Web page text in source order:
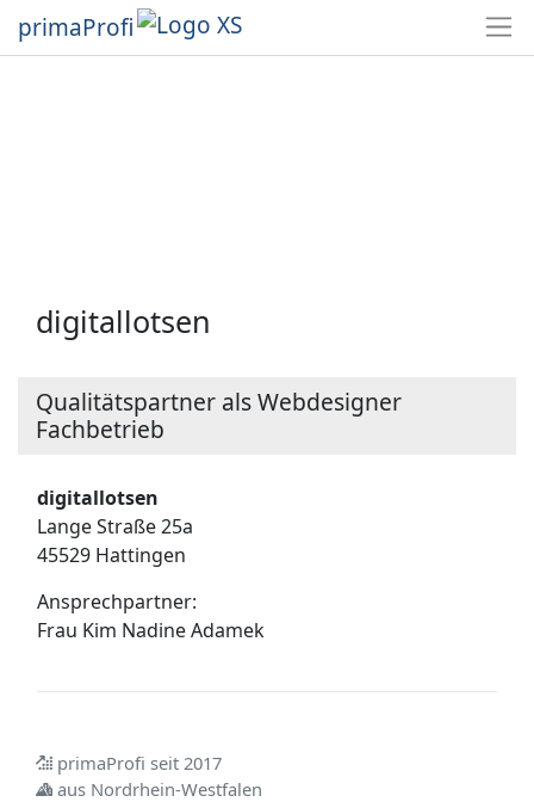
primaProfi
digitallotsen
Qualitätspartner als Webdesigner
Fachbetrieb
digitallotsen
Lange Straße 25a
45529 Hattingen
Ansprechpartner:
Frau Kim Nadine Adamek
primaProfi seit 2017
aus Nordrhein-Westfalen